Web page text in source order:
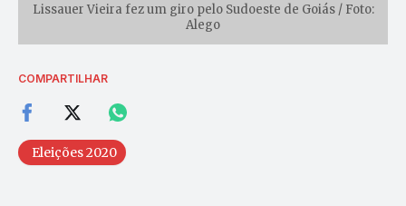
Lissauer Vieira fez um giro pelo Sudoeste de Goiás / Foto:
Alego
COMPARTILHAR
Eleições 2020